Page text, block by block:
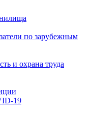
по зарубежным
и охрана труда